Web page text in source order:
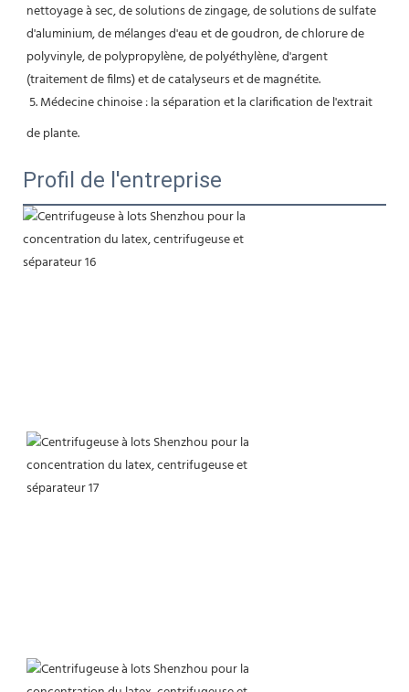
nettoyage à sec, de solutions de zingage, de solutions de sulfate
d'aluminium, de mélanges d'eau et de goudron, de chlorure de
polyvinyle, de polypropylène, de polyéthylène, d'argent
(traitement de films) et de catalyseurs et de magnétite.
de plante.
Profil de l'entreprise